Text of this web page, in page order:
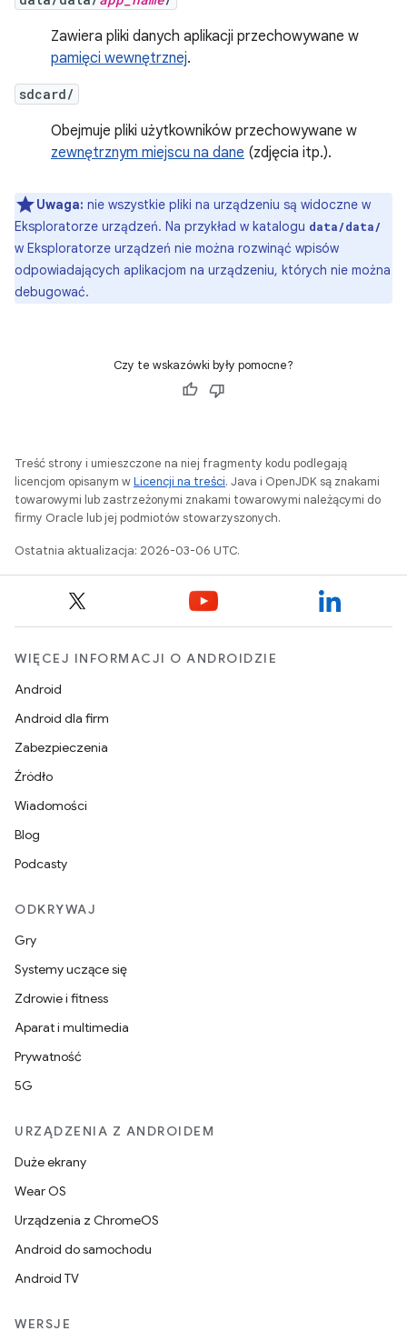
Zawiera pliki danych aplikacji przechowywane w
pamięci wewnętrznej.
sdcard/
Obejmuje pliki użytkowników przechowywane w
zewnętrznym miejscu na dane (zdjęcia itp.).
Uwaga: nie wszystkie pliki na urządzeniu są widoczne w
Eksploratorze urządzeń. Na przykład w katalogu data/data/
w Eksploratorze urządzeń nie można rozwinąć wpisów
odpowiadających aplikacjom na urządzeniu, których nie można
debugować.
Czy te wskazówki były pomocne?
Treść strony i umieszczone na niej fragmenty kodu podlegają
licencjom opisanym wLicencji na treści. Java i OpenJDK są znakami
towarowymi lub zastrzeżonymi znakami towarowymi należącymi do
firmy Oracle lub jej podmiotów stowarzyszonych.
Ostatnia aktualizacja: 2026-03-06 UTC.
WIĘCEJ INFORMACJI O ANDROIDZIE
Android
Android dla firm
Zabezpieczenia
Źródło
Wiadomości
Blog
Podcasty
ODKRYWAJ
Gry
Systemy uczące się
Zdrowie i fitness
Aparat i multimedia
Prywatność
5G
URZĄDZENIA Z ANDROIDEM
Duże ekrany
Wear OS
Urządzenia z ChromeOS
Android do samochodu
Android TV
WERSJE